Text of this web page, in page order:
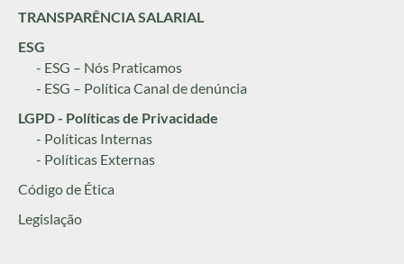
TRANSPARÊNCIA SALARIAL
ESG
- ESG – Nós Praticamos
- ESG – Política Canal de denúncia
LGPD - Políticas de Privacidade
- Políticas Internas
- Políticas Externas
Código de Ética
Legislação